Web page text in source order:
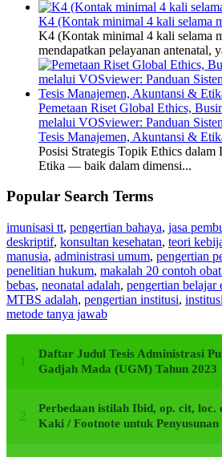
K4 (Kontak minimal 4 kali selama
K4 (Kontak minimal 4 kali selama
mendapatkan pelayanan antenatal,
Pemetaan Riset Global Ethics,
melalui VOSviewer: Panduan
Tesis Manajemen, Akuntansi &
Posisi Strategis Topik Ethics dalam
Etika — baik dalam dimensi...
Popular Search Terms
imunisasi tt, pengertian bahaya, jasa
deskriptif, konsultan kesehatan, teori
manusia, administrasi umum, pengertian
penelitian hukum, makalah 20 contoh
bebas, neonatal adalah, pengertian belajar
MTBS adalah, pengertian institusi, institusi
metode tanya jawab
Daftar Judul Tesis Administrasi
Gadjah Mada (UGM) Tahun 2023
Perbedaan istilah Ibid, op. cit,
Kaki / Footnote untuk Penyusunan